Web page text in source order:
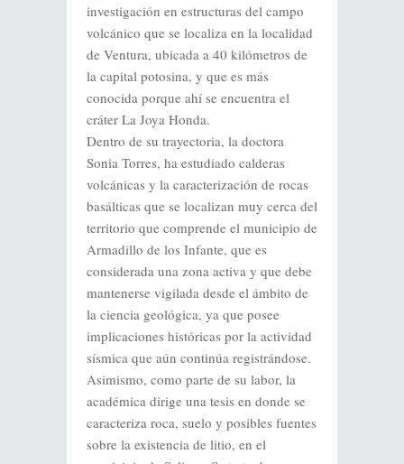
investigación en estructuras del campo
volcánico que se localiza en la localidad
de Ventura, ubicada a 40 kilómetros de
la capital potosina, y que es más
conocida porque ahí se encuentra el
cráter La Joya Honda.
Dentro de su trayectoria, la doctora
Sonia Torres, ha estudiado calderas
volcánicas y la caracterización de rocas
basálticas que se localizan muy cerca del
territorio que comprende el municipio de
Armadillo de los Infante, que es
considerada una zona activa y que debe
mantenerse vigilada desde el ámbito de
la ciencia geológica, ya que posee
implicaciones históricas por la actividad
sísmica que aún continúa registrándose.
Asimismo, como parte de su labor, la
académica dirige una tesis en donde se
caracteriza roca, suelo y posibles fuentes
sobre la existencia de litio, en el